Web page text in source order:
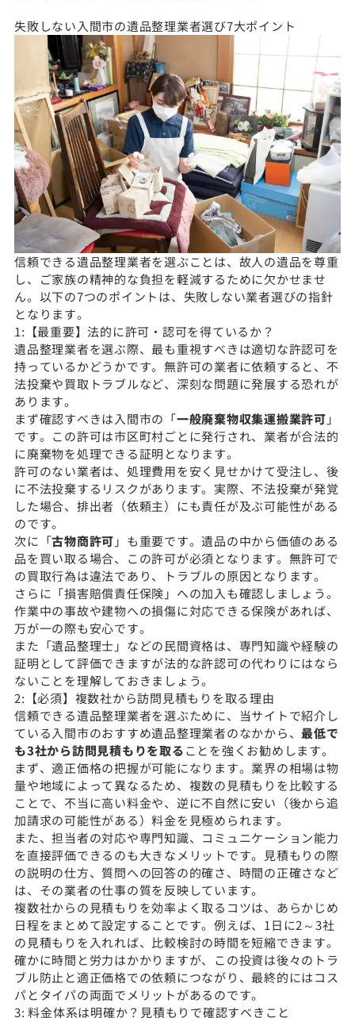
失敗しない入間市の遺品整理業者選び7大ポイント
信頼できる遺品整理業者を選ぶことは、故人の遺品を尊重
し、ご家族の精神的な負担を軽減するために欠かせませ
ん。以下の7つのポイントは、失敗しない業者選びの指針
となります。
1:【最重要】法的に許可・認可を得ているか？
遺品整理業者を選ぶ際、最も重視すべきは適切な許認可を
持っているかどうかです。無許可の業者に依頼すると、不
法投棄や買取トラブルなど、深刻な問題に発展する恐れが
あります。
まず確認すべきは入間市の「一般廃棄物収集運搬業許可 」
です。この許可は市区町村ごとに発行され、業者が合法的
に廃棄物を処理できる証明となります。
許可のない業者は、処理費用を安く見せかけて受注し、後
に不法投棄するリスクがあります。実際、不法投棄が発覚
した場合、排出者（依頼主）にも責任が及ぶ可能性がある
のです。
次に「古物商許可 」も重要です。遺品の中から価値のある
品を買い取る場合、この許可が必須となります。無許可で
の買取行為は違法であり、トラブルの原因となります。
さらに「損害賠償責任保険」への加入も確認しましょう。
作業中の事故や建物への損傷に対応できる保険があれば、
万が一の際も安心です。
また「遺品整理士」などの民間資格は、専門知識や経験の
証明として評価できますが法的な許認可の代わりにはなら
ないことを理解しておきましょう。
2:【必須】複数社から訪問見積もりを取る理由
信頼できる遺品整理業者を選ぶために、当サイトで紹介し
ている入間市のおすすめ遺品整理業者のなかから、最低で
も3社から訪問見積もりを取ることを強くお勧めします。
まず、適正価格の把握が可能になります。業界の相場は物
量や地域によって異なるため、複数の見積もりを比較する
ことで、不当に高い料金や、逆に不自然に安い（後から追
加請求の可能性がある）料金を見極められます。
また、担当者の対応や専門知識、コミュニケーション能力
を直接評価できるのも大きなメリットです。見積もりの際
の説明の仕方、質問への回答の的確さ、時間の正確さなど
は、その業者の仕事の質を反映しています。
複数社からの見積もりを効率よく取るコツは、あらかじめ
日程をまとめて設定することです。例えば、1日に2～3社
の見積もりを入れれば、比較検討の時間を短縮できます。
確かに時間と労力はかかりますが、この投資は後々のトラ
ブル防止と適正価格での依頼につながり、最終的にはコス
パとタイパの両面でメリットがあるのです。
3: 料金体系は明確か？見積もりで確認すべきこと